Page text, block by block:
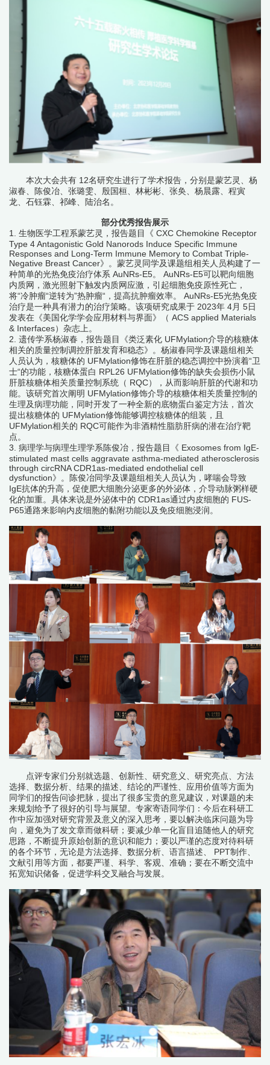
本次大会共有 12名研究生进行了学术报告，分别是蒙艺灵、杨
淑春、陈俊冶、张璐雯、殷国桓、林彬彬、张奂、杨晨露、程寅
龙、石钰霖、祁峰、陆治名。
部分优秀报告展示
1. 生物医学工程系蒙艺灵，报告题目《 CXC Chemokine Receptor
Type 4 Antagonistic Gold Nanorods Induce Specific Immune
Responses and Long-Term Immune Memory to Combat Triple-
Negative Breast Cancer》。蒙艺灵同学及课题组相关人员构建了一
种简单的光热免疫治疗体系 AuNRs-E5。 AuNRs-E5可以靶向细胞
内质网，激光照射下触发内质网应激，引起细胞免疫原性死亡，
将“冷肿瘤“逆转为”热肿瘤“，提高抗肿瘤效率。 AuNRs-E5光热免疫
治疗是一种具有潜力的治疗策略。该项研究成果于 2023年 4月 5日
发表在《美国化学学会应用材料与界面》（ ACS applied Materials
& Interfaces）杂志上。
2. 遗传学系杨淑春，报告题目《类泛素化 UFMylation介导的核糖体
相关的质量控制调控肝脏发育和稳态》。杨淑春同学及课题组相关
人员认为，核糖体的 UFMylation修饰在肝脏的稳态调控中扮演着“卫
士“的功能，核糖体蛋白 RPL26 UFMylation修饰的缺失会损伤小鼠
肝脏核糖体相关质量控制系统（ RQC），从而影响肝脏的代谢和功
能。该研究首次阐明 UFMylation修饰介导的核糖体相关质量控制的
生理及病理功能，同时开发了一种全新的底物蛋白鉴定方法，首次
提出核糖体的 UFMylation修饰能够调控核糖体的组装，且
UFMylation相关的 RQC可能作为非酒精性脂肪肝病的潜在治疗靶
点。
3. 病理学与病理生理学系陈俊冶，报告题目《 Exosomes from IgE-
stimulated mast cells aggravate asthma-mediated atherosclerosis
through circRNA CDR1as-mediated endothelial cell
dysfunction》。陈俊冶同学及课题组相关人员认为，哮喘会导致
IgE抗体的升高，促使肥大细胞分泌更多的外泌体，介导动脉粥样硬
化的加重。具体来说是外泌体中的 CDR1as通过内皮细胞的 FUS-
P65通路来影响内皮细胞的黏附功能以及免疫细胞浸润。
点评专家们分别就选题、创新性、研究意义、研究亮点、方法
选择、数据分析、结果的描述、结论的严谨性、应用价值等方面为
同学们的报告问诊把脉，提出了很多宝贵的意见建议，对课题的未
来规划给予了很好的引导与展望。专家寄语同学们：今后在科研工
作中应加强对研究背景及意义的深入思考，要以解决临床问题为导
向，避免为了发文章而做科研；要减少单一化盲目追随他人的研究
思路，不断提升原始创新的意识和能力；要以严谨的态度对待科研
的各个环节，无论是方法选择、数据分析、语言描述、 PPT制作、
文献引用等方面，都要严谨、科学、客观、准确；要在不断交流中
拓宽知识储备，促进学科交叉融合与发展。